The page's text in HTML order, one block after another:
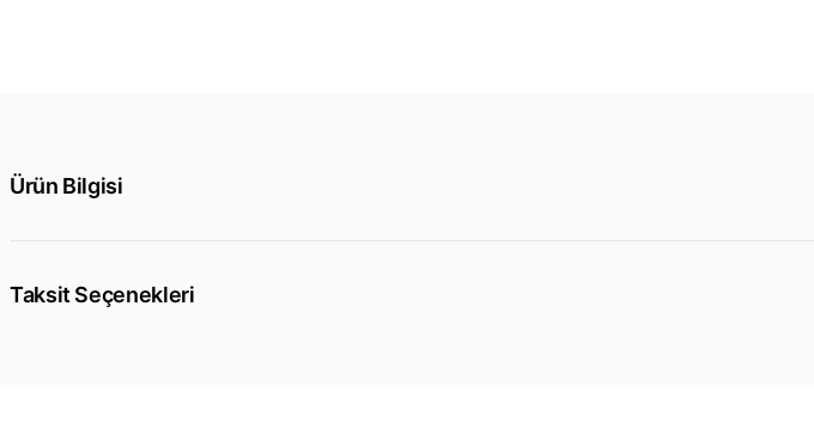
Ürün Bilgisi
Taksit Seçenekleri